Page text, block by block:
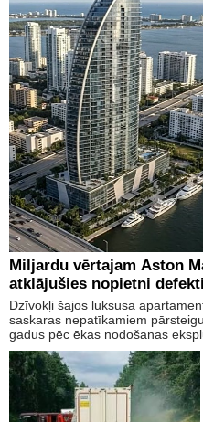
Miljardu vērtajam Aston
atklājušies nopietni defekti
Dzīvokļi šajos luksusa
saskaras nepatīkamiem
gadus pēc ēkas nodošanas